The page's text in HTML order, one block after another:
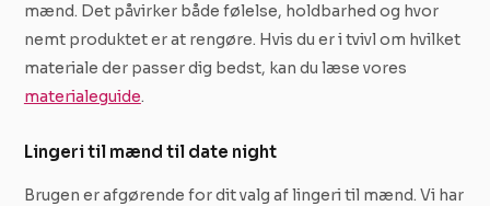
mænd. Det påvirker både følelse, holdbarhed og hvor
nemt produktet er at rengøre. Hvis du er i tvivl om hvilket
materiale der passer dig bedst, kan du læse vores
materialeguide.
Lingeri til mænd til date night
Brugen er afgørende for dit valg af lingeri til mænd. Vi har